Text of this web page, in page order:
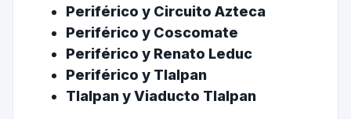
Periférico y Circuito Azteca
Periférico y Coscomate
Periférico y Renato Leduc
Periférico y Tlalpan
Tlalpan y Viaducto Tlalpan